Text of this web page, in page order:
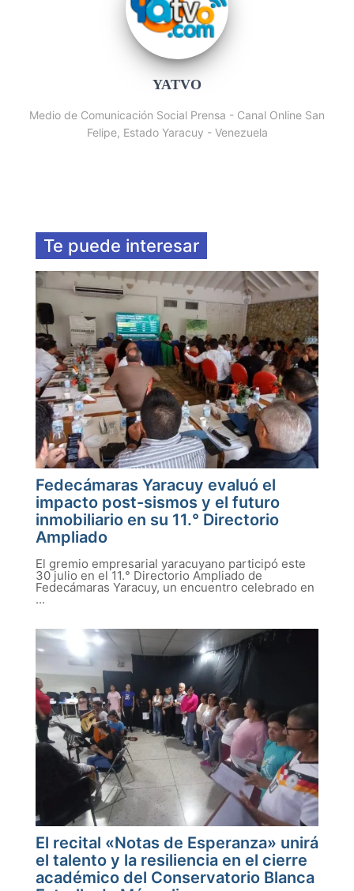
YATVO
Medio de Comunicación Social Prensa - Canal Online San
Felipe, Estado Yaracuy - Venezuela
Te puede interesar
Fedecámaras Yaracuy evaluó el
impacto post-sismos y el futuro
inmobiliario en su 11.° Directorio
Ampliado
El gremio empresarial yaracuyano participó este
30 julio en el 11.° Directorio Ampliado de
Fedecámaras Yaracuy, un encuentro celebrado en
...
El recital «Notas de Esperanza» unirá
el talento y la resiliencia en el cierre
académico del Conservatorio Blanca